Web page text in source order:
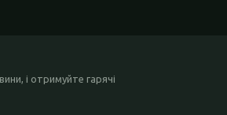
і отримуйте гарячі